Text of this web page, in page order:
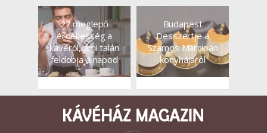
27 meglepő
érdekesség a
kávéról, ami talán
feldobja a napod
Budapest
Desszertje a
Szamos Marcipán
konyhájáról